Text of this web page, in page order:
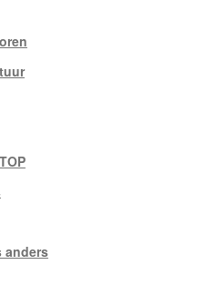
anders